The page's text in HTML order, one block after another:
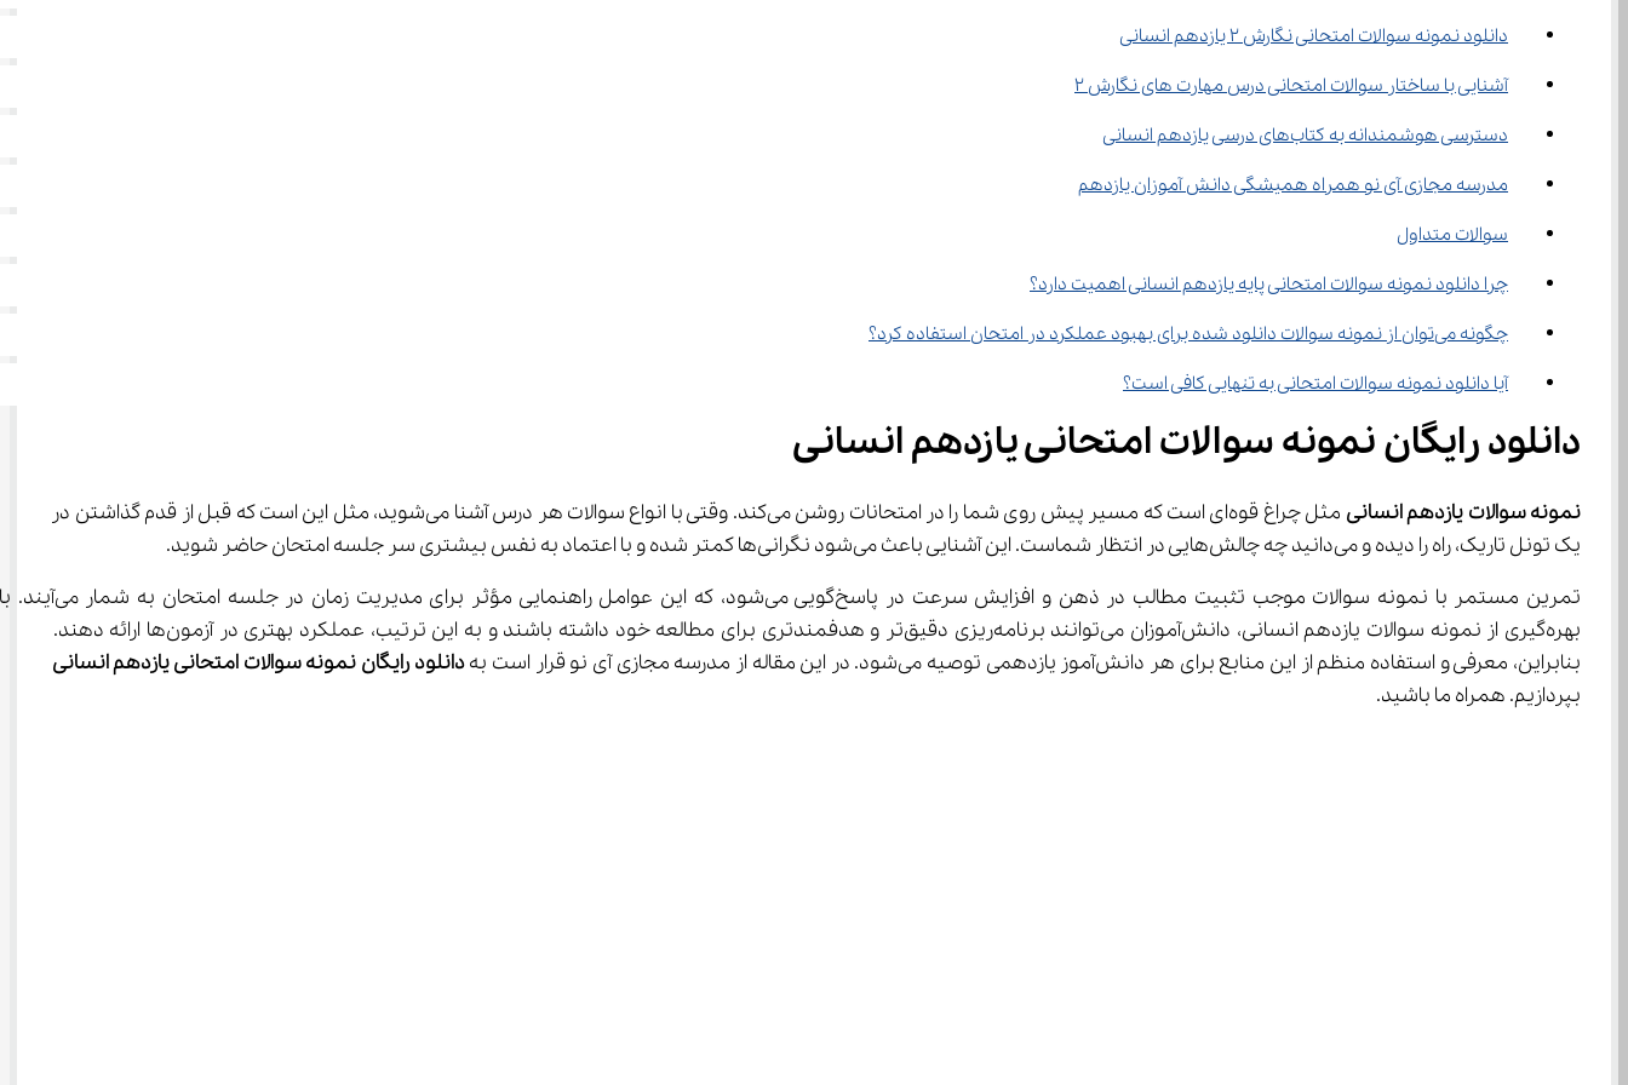
دانلود نمونه سوالات امتحانی نگارش 2 یازدهم انسانی
آشنایی با ساختار سوالات امتحانی درس مهارت ‌های نگارش ۲
دسترسی هوشمندانه به کتاب‌های درسی یازدهم انسانی
مدرسه مجازی آی نو همراه همیشگی دانش آموزان یازدهم
سوالات متداول
چرا دانلود نمونه سوالات امتحانی پایه یازدهم انسانی اهمیت دارد؟
چگونه می‌توان از نمونه سوالات دانلود شده برای بهبود عملکرد در امتحان استفاده کرد؟
آیا دانلود نمونه سوالات امتحانی به تنهایی کافی است؟
دانلود رایگان نمونه سوالات امتحانی یازدهم انسانی
نمونه سوالات یازدهم انسانی
مثل چراغ قوه‌ای است که مسیر پیش روی شما را در امتحانات روشن می‌کند. وقتی با انواع سوالات هر درس آشنا می‌شوید، مثل این است که قبل از قدم گذاشتن در
یک تونل تاریک، راه را دیده و می‌دانید چه چالش‌هایی در انتظار شماست. این آشنایی باعث می‌شود نگرانی‌ها کمتر شده و با اعتماد به نفس بیشتری سر جلسه امتحان حاضر شوید.
تمرین مستمر با نمونه سوالات موجب تثبیت مطالب در ذهن و افزایش سرعت در پاسخ‌گویی می‌شود، که این عوامل راهنمایی مؤثر برای مدیریت زمان در
بهره‌گیری از نمونه سوالات یازدهم انسانی، دانش‌آموزان می‌توانند برنامه‌ریزی دقیق‌تر و هدفمندتری برای مطالعه خود داشته باشند و به این ترتیب، عملکرد بهتری در آزمون‌ها ارائه دهند.
بنابراین، معرفی و استفاده منظم از این منابع برای هر دانش‌آموز یازدهمی توصیه می‌شود. در این مقاله از مدرسه مجازی آی نو قرار است به
دانلود رایگان نمونه سوالات امتحانی یازدهم انسانی
بپردازیم. همراه ما باشید.